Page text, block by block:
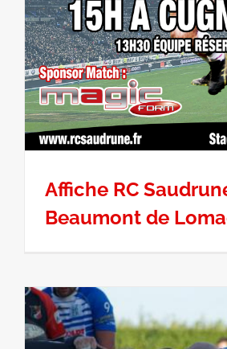
Affiche RC
Beaumont de